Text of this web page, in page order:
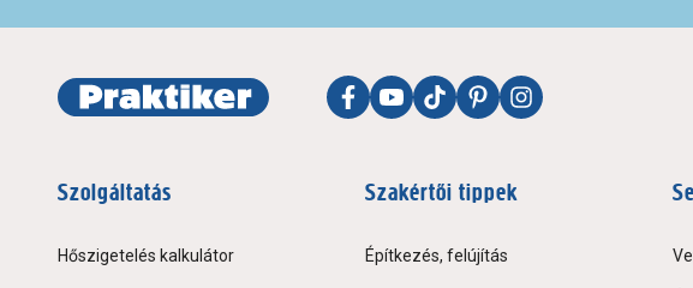
Szolgáltatás
Hőszigetelés kalkulátor
Szakértői tippek
Építkezés, felújítás